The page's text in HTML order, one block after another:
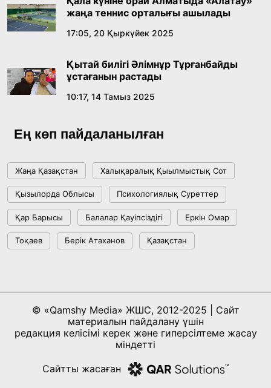
жаңа теннис орталығы ашылады
17:05, 20 Қыркүйек 2025
Қытай билігі Әлімнұр Тұрғанбайды
ұстағанын растады
10:17, 14 Тамыз 2025
Ең көп пайдаланылған
Жаңа Қазақстан Халықаралық Қыылмыстық Сот
Қызылорда Облысы Психологиялық Суреттер
Қар Барысы Балалар Қауіпсіздігі Еркін Омар
Тоқаев Берік Атаханов Қазақстан
© «Qamshy Media» ЖШС, 2012-2025 | Сайт
материалын пайдалану үшін
редакция келісімі керек және гиперсілтеме жасау
міндетті
Сайтты жасаған